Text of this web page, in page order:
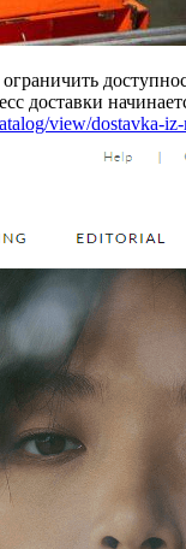
доставки
view/dostavka-